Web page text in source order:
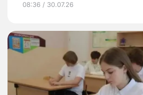
08:36 / 30.07.26